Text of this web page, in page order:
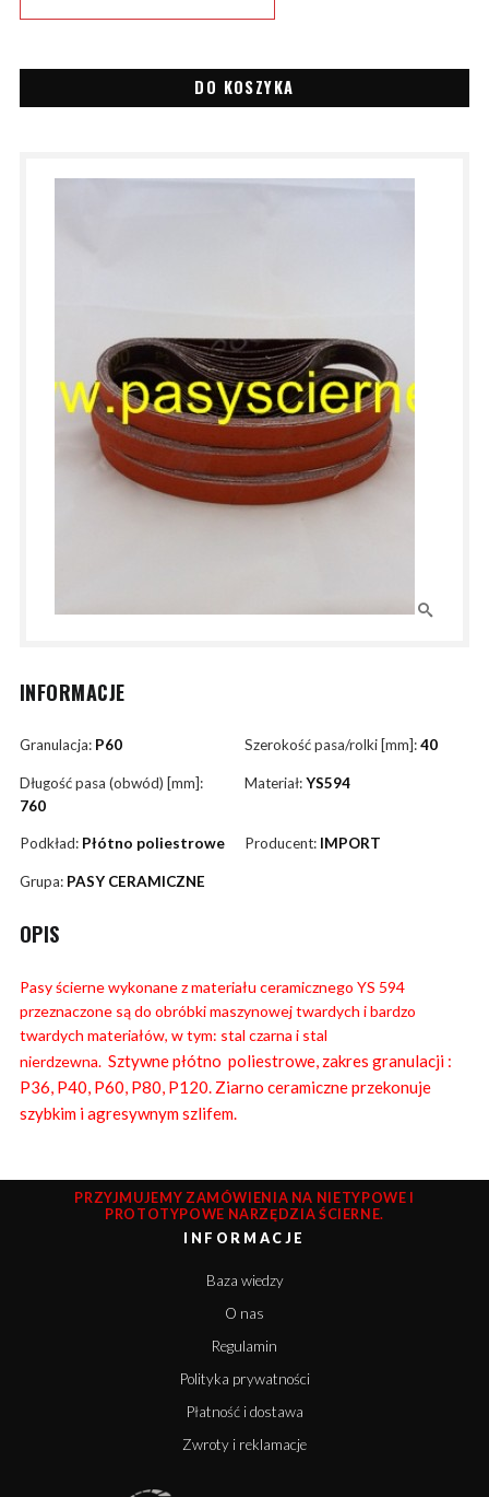
DO KOSZYKA
INFORMACJE
Granulacja: P60 Szerokość pasa/rolki [mm]:40
Długość pasa (obwód) [mm]:
760
Materiał:YS594
Podkład: Płótno poliestrowe Producent: IMPORT
Grupa: PASY CERAMICZNE
OPIS
Pasy ścierne wykonane z materiału ceramicznego YS 594
przeznaczone są do obróbki maszynowej twardych i bardzo
twardych materiałów, w tym: stal czarna i stal
nierdzewna. Sztywne płótno poliestrowe, zakres granulacji :
P36, P40, P60, P80, P120. Ziarno ceramiczne przekonuje
szybkim i agresywnym szlifem.
PRZYJMUJEMY ZAMÓWIENIA NA NIETYPOWE I
PROTOTYPOWE NARZĘDZIA ŚCIERNE.
INFORMACJE
Baza wiedzy
O nas
Regulamin
Polityka prywatności
Płatność i dostawa
Zwroty i reklamacje